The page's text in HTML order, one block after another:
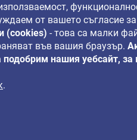
от вашето съгласие за
(cookies) - това са малки
във вашия браузър.
нашия уебсайт, за
.